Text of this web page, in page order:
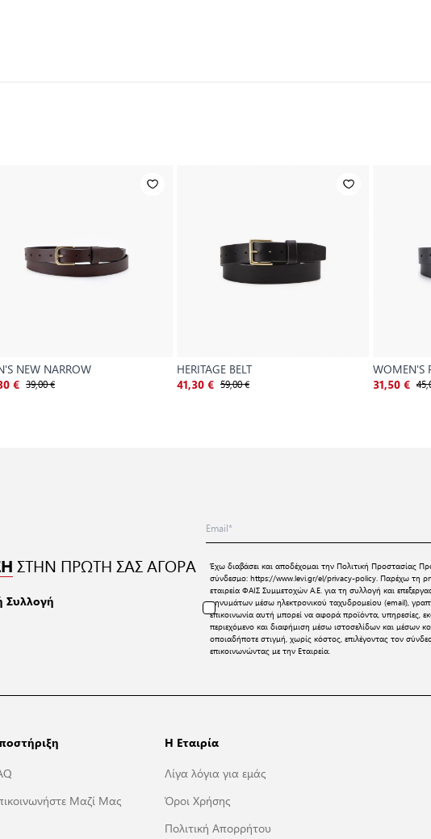
NEW NARROW
€ 39,00 €
HERITAGE BELT
41,30 € 59,00 €
WOMEN'S
31,50 €
ΣΤΗΝ ΠΡΩΤΗ ΣΑΣ ΑΓΟΡΑ
Συλλογή
Έχω διαβάσει και αποδέχομαι την Πολιτική Προστασίας
σύνδεσμο:https://www.levi.gr/el/privacy-policy. Παρέχω τη
εταιρεία ΦΑΙΣ Συμμετοχών Α.Ε. για τη συλλογή και
μηνυμάτων μέσω ηλεκτρονικού ταχυδρομείου (email),
επικοινωνία αυτή μπορεί να αφορά προϊόντα, υπηρεσίες,
περιεχόμενο και διαφήμιση μέσω ιστοσελίδων και
οποιαδήποτε στιγμή, χωρίς κόστος, επιλέγοντας τον
επικοινωνώντας με την Εταιρεία.
Μαζί Μας
Η Εταιρία
Λίγα λόγια για εμάς
Όροι Χρήσης
Πολιτική Απορρήτου